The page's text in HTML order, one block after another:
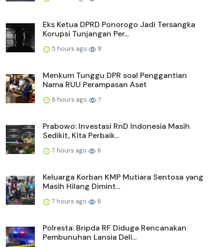
Eks Ketua DPRD Ponorogo Jadi Tersangka
Korupsi Tunjangan Per...
5 hours ago 8
Menkum Tunggu DPR soal Penggantian
Nama RUU Perampasan Aset
6 hours ago 7
Prabowo: Investasi RnD Indonesia Masih
Sedikit, Kita Perbaik...
7 hours ago 6
Keluarga Korban KMP Mutiara Sentosa yang
Masih Hilang Dimint...
7 hours ago 6
Polresta: Bripda RF Diduga Rencanakan
Pembunuhan Lansia Deli...